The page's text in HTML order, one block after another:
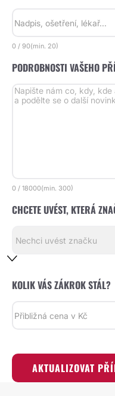
0 / 90(min. 20)
PODROBNOSTI VAŠEHO
0 / 18000(min. 300)
CHCETE UVÉST, KTERÁ
KOLIK VÁS ZÁKROK STÁL?
AKTUALIZOVAT